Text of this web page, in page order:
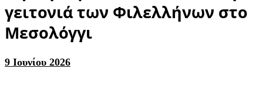
γειτονιά των Φιλελλήνων στο
Μεσολόγγι
9 Ιουνίου 2026